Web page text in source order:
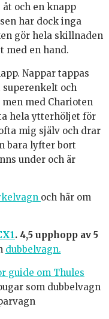
och en knapp
har dock inga
gör hela skillnaden
med en hand.
Nappar tappas
och
med Charioten
hela ytterhöljet för
mig själv och drar
bara lyfter bort
under och är
och här om
. 4,5 upphopp av 5
dubbelvagn.
guide om Thules
som dubbelvagn